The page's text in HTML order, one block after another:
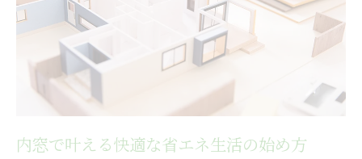
省エネ住宅を目指す内窓リフォームの流れ
兵庫県で内窓設置に役立つ補助金情報まと
め
補助金活用で賢く内窓リフォームを進める秘訣
内窓リフォーム補助金の申請ポイントを解
説
内窓で叶える快適な省エネ生活の始め方